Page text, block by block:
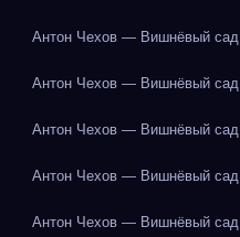
Антон Чехов — Вишнёвый сад
Антон Чехов — Вишнёвый сад
Антон Чехов — Вишнёвый сад
Антон Чехов — Вишнёвый сад
Антон Чехов — Вишнёвый сад